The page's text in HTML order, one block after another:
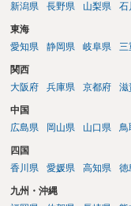
新潟県
長野県 山梨県 石
東海
愛知県
静岡県 岐阜県 三
関西
大阪府
兵庫県 京都府 滋
中国
広島県
岡山県 山口県 鳥
四国
香川県
愛媛県 高知県 徳
九州・沖縄